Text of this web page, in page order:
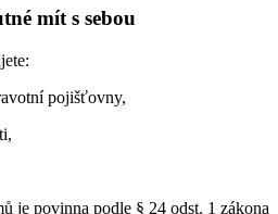
mít s sebou
pojišťovny,
je povinna podle § 24 odst. 1 zákona